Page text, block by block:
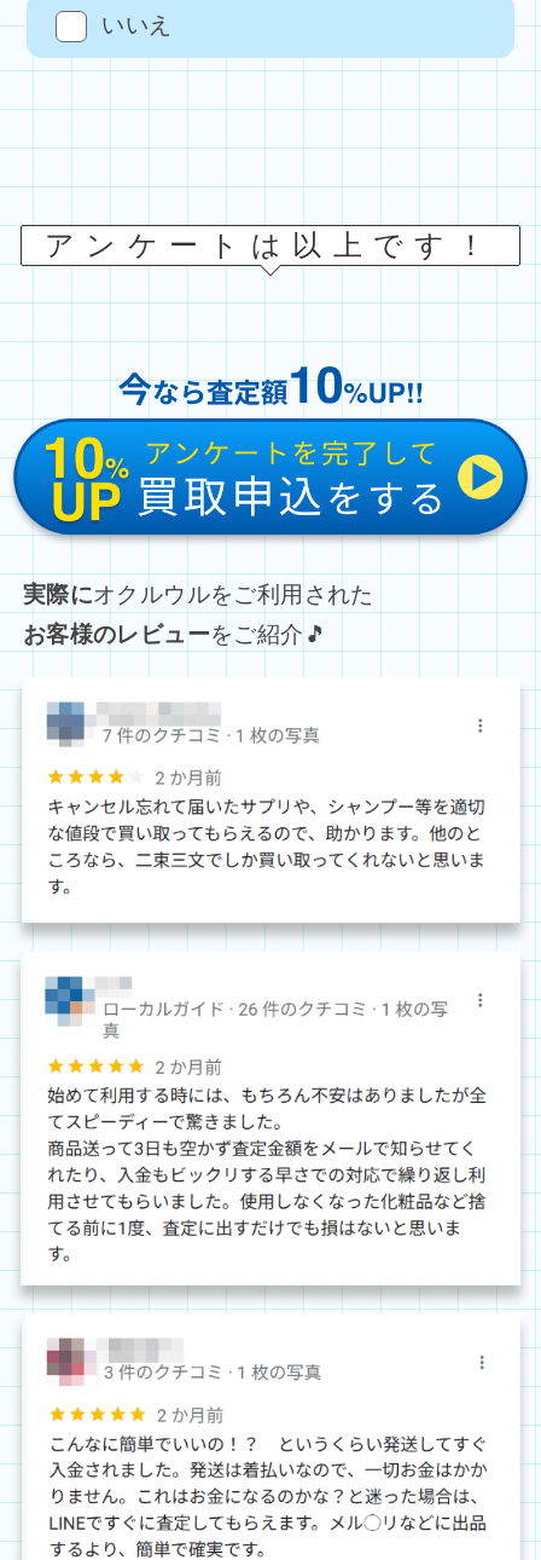
いいえ
アンケートは以上です！
実際にオクルウルをご利用された
お客様のレビューをご紹介🎵